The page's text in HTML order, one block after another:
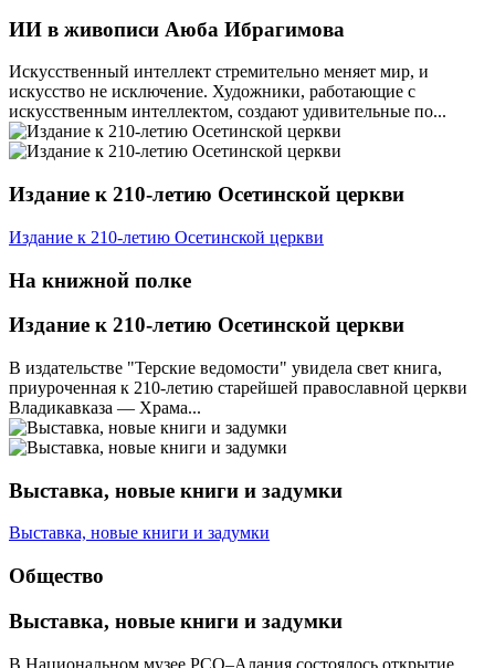
ИИ в живописи Аюба Ибрагимова
Искусственный интеллект стремительно меняет мир, и
искусство не исключение. Художники, работающие с
искусственным интеллектом, создают удивительные по...
Издание к 210-летию Осетинской церкви
Издание к 210-летию Осетинской церкви
На книжной полке
Издание к 210-летию Осетинской церкви
В издательстве "Терские ведомости" увидела свет книга,
приуроченная к 210-летию старейшей православной церкви
Владикавказа — Храма...
Выставка, новые книги и задумки
Выставка, новые книги и задумки
Общество
Выставка, новые книги и задумки
В Национальном музее РСО–Алания состоялось открытие